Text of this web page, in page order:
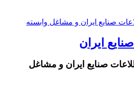
ایران
صنایع ایران و مشاغل